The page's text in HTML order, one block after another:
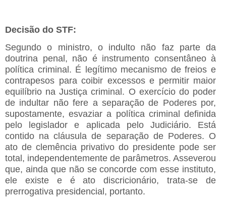
Decisão do STF:
Segundo o ministro, o indulto não faz parte da
doutrina penal, não é instrumento consentâneo à
política criminal. É legítimo mecanismo de freios e
contrapesos para coibir excessos e permitir maior
equilíbrio na Justiça criminal. O exercício do poder
de indultar não fere a separação de Poderes por,
supostamente, esvaziar a política criminal definida
pelo legislador e aplicada pelo Judiciário. Está
contido na cláusula de separação de Poderes. O
ato de clemência privativo do presidente pode ser
total, independentemente de parâmetros. Asseverou
que, ainda que não se concorde com esse instituto,
ele existe e é ato discricionário, trata-se de
prerrogativa presidencial, portanto.